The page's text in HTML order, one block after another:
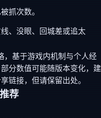
抓次数。
、没眼、回城差或追太
，基于游戏内机制与个人经
分数值可能随版本变化，建
链接，但请保留出处。
荐